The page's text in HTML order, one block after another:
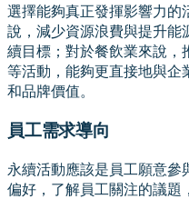
選擇能夠真正發揮影響力的
說，減少資源浪費與提升能
續目標；對於餐飲業來說，
等活動，能夠更直接地與企
和品牌價值。
員工需求導向
永續活動應該是員工願意參
偏好，了解員工關注的議題